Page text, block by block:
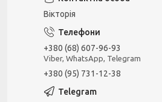
Вікторія
+380 (68) 607-96-93
Viber, WhatsApp, Telegram
+380 (95) 731-12-38